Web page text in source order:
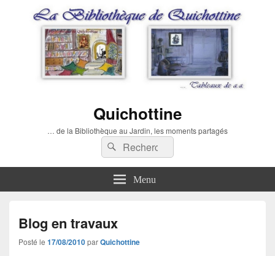
Quichottine
… de la Bibliothèque au Jardin, les moments partagés
Recherche :
Rechercher
Menu
Blog en travaux
Posté le 17/08/2010parQuichottine